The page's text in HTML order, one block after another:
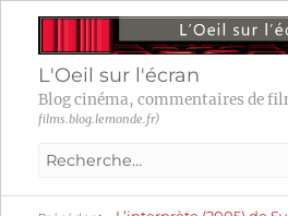
L'Oeil sur l'écran
Blog cinéma, commentaires de
films.blog.lemonde.fr)
Recherche